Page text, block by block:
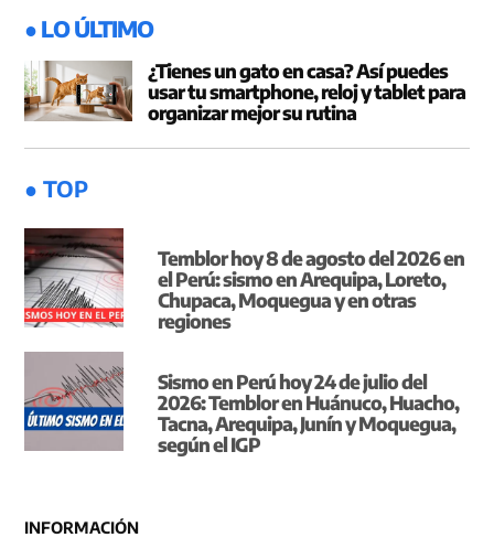
● LO ÚLTIMO
¿Tienes un gato en casa? Así puedes
usar tu smartphone, reloj y tablet para
organizar mejor su rutina
● TOP
Temblor hoy 8 de agosto del 2026 en
el Perú: sismo en Arequipa, Loreto,
Chupaca, Moquegua y en otras
regiones
Sismo en Perú hoy 24 de julio del
2026: Temblor en Huánuco, Huacho,
Tacna, Arequipa, Junín y Moquegua,
según el IGP
INFORMACIÓN